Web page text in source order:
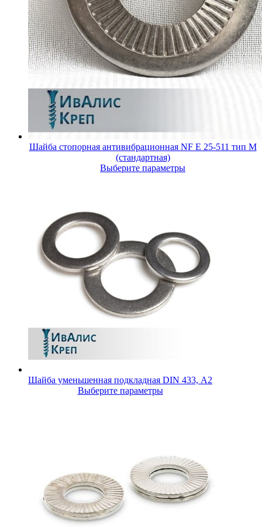
Шайба стопорная антивибрационная NF E 25-511 тип М
(стандартная)
Выберите параметры
Шайба уменьшенная подкладная DIN 433, А2
Выберите параметры